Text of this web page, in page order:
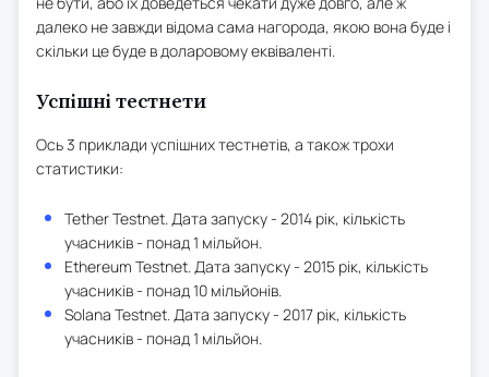
далеко не завжди відома сама нагорода, якою вона буде і
скільки це буде в доларовому еквіваленті.
Успішні тестнети
Ось 3 приклади успішних тестнетів, а також трохи
статистики:
Tether Testnet. Дата запуску - 2014 рік, кількість
учасників - понад 1 мільйон.
Ethereum Testnet. Дата запуску - 2015 рік, кількість
учасників - понад 10 мільйонів.
Solana Testnet. Дата запуску - 2017 рік, кількість
учасників - понад 1 мільйон.